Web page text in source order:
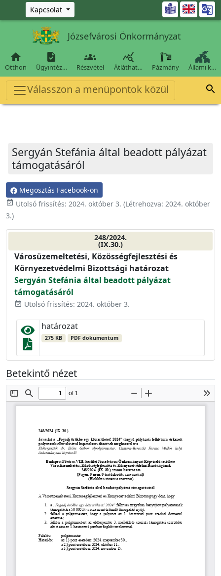
Ugrás a fő tartalomra
Kapcsolat 
Józsefvárosi Önkormányzat

Otthon

Ügyintéz…

Részvétel

Átláthat… Pázmány Állami k…
Válasszon a menüpontok közül 
Sergyán Stefánia által beadott pályázat
támogatásáról
Megosztás Facebook-on
event_available Utolsó frissítés: 2024. október 3. (Létrehozva: 2024. október
3.)
248/2024.
(IX.30.)
Városüzemeltetési, Közösségfejlesztési és
Környezetvédelmi Bizottsági határozat
Sergyán Stefánia által beadott pályázat
támogatásáról
event_available Utolsó frissítés: 2024. október 3.
határozat
275 KB PDF dokumentum
Betekintő nézet